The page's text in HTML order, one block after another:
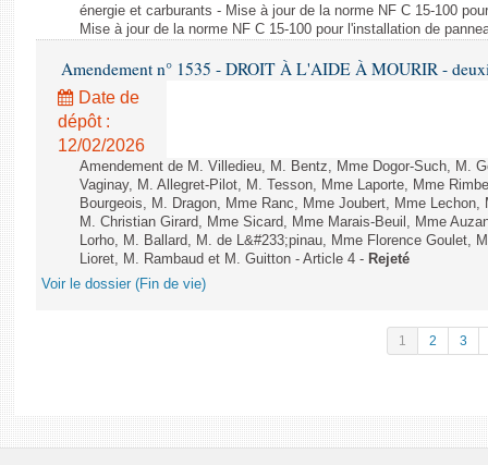
énergie et carburants - Mise à jour de la norme NF C 15-100
Mise à jour de la norme NF C 15-100 pour l'installation de
Amendement n° 1535 - DROIT À L'AIDE À MOURIR -
Date de
dépôt :
12/02/2026
Amendement de M. Villedieu, M. Bentz, Mme Dogor-Such, M.
Vaginay, M. Allegret-Pilot, M. Tesson, Mme Laporte, Mme
Bourgeois, M. Dragon, Mme Ranc, Mme Joubert, Mme
M. Christian Girard, Mme Sicard, Mme Marais-Beuil, Mme
Lorho, M. Ballard, M. de L&#233;pinau, Mme Florence Goulet,
Lioret, M. Rambaud et M. Guitton - Article 4 - Rejeté
Voir le dossier (Fin de vie)
1 2 3